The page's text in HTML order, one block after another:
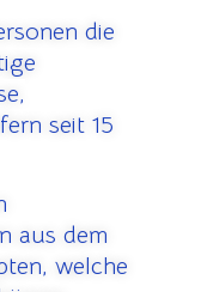
die
seit 15
aus dem
welche